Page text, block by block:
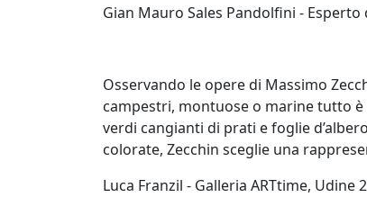
ROI
(Federico
Ajello)
Paolo
​Gian Mauro Sales Pandolfini - Esperto
Osservando le opere di Massimo
campestri, montuose o marine tutto
verdi cangianti di prati e foglie
colorate, Zecchin sceglie una
​Luca Franzil - Galleria ARTtime, Udine